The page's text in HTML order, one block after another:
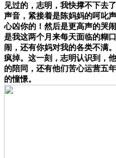
见过的，志明，我快撑不下去
声音，紧接着是陈妈妈的呵叱
心凶你的！然后是更高声的哭
是我这两个月来每天面临的糊
闹，还有你妈对我的各类不满
疯掉。这一刻，志明认识到，
的陪同，还有他们苦心运营五
的憧憬。